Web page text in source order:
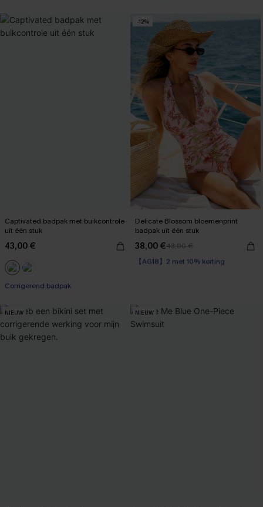
Captivated badpak met buikcontrole
uit één stuk
43,00 €
Corrigerend badpak
-12%
Delicate Blossom bloemenprint
badpak uit één stuk
38,00 €43,00 €
【AG18】2 met 10% korting
Corrigerend badpak
NIEUW NIEUW